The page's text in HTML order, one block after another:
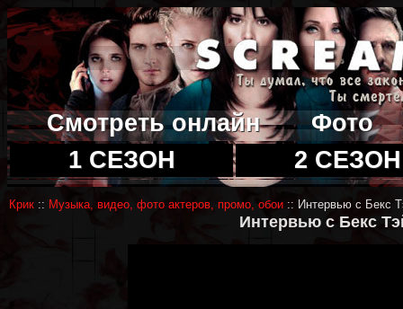
Смотреть онлайн
Фото
1 СЕЗОН
2 СЕЗОН
Крик :: Музыка, видео, фото актеров, промо, обои :: Интервью с Бекс
Интервью с Бекс